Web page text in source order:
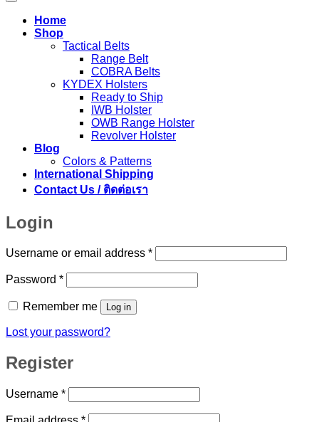
Home
Shop
Tactical Belts
Range Belt
COBRA Belts
KYDEX Holsters
Ready to Ship
IWB Holster
OWB Range Holster
Revolver Holster
Blog
Colors & Patterns
International Shipping
Contact Us / ติดต่อเรา
Login
Username or email address *Required
Password *Required
Remember me Log in
Lost your password?
Register
Username *Required
Required